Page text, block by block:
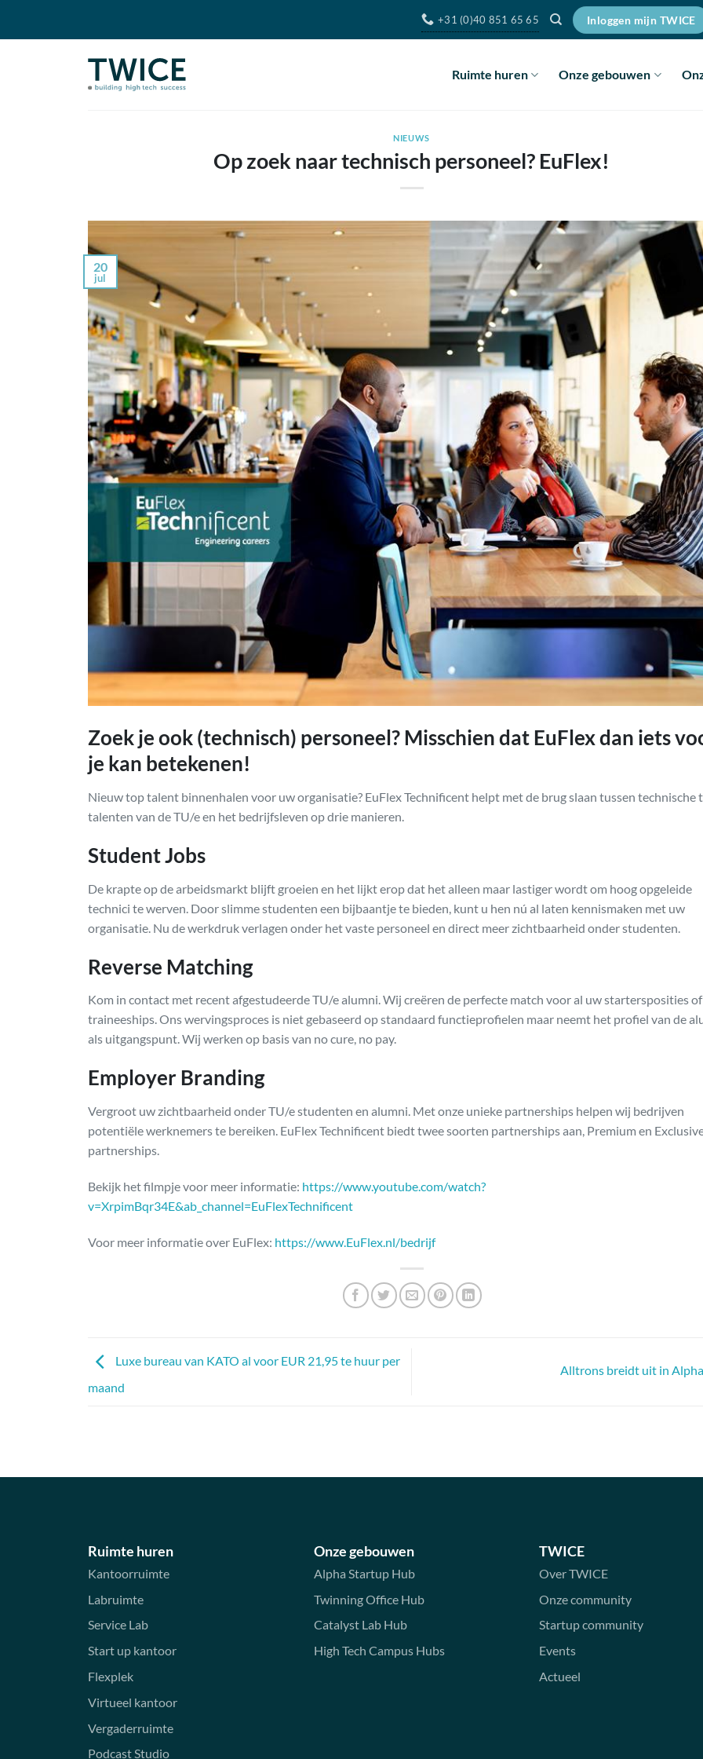
+31 (0)40 851 65 65 Inloggen mijn TWICE
Ruimte huren Onze gebouwen
NIEUWS
Op zoek naar technisch personeel? EuFlex!
20
jul
Zoek je ook (technisch) personeel? Misschien dat EuFlex dan iets
je kan betekenen!
Nieuw top talent binnenhalen voor uw organisatie? EuFlex Technificent helpt met de brug slaan tussen technische
talenten van de TU/e en het bedrijfsleven op drie manieren.
Student Jobs
De krapte op de arbeidsmarkt blijft groeien en het lijkt erop dat het alleen maar lastiger wordt om hoog opgeleide
technici te werven. Door slimme studenten een bijbaantje te bieden, kunt u hen nú al laten kennismaken met uw
organisatie. Nu de werkdruk verlagen onder het vaste personeel en direct meer zichtbaarheid onder studenten.
Reverse Matching
Kom in contact met recent afgestudeerde TU/e alumni. Wij creëren de perfecte match voor al uw startersposities of
traineeships. Ons wervingsproces is niet gebaseerd op standaard functieprofielen maar neemt het profiel van de
als uitgangspunt. Wij werken op basis van no cure, no pay.
Employer Branding
Vergroot uw zichtbaarheid onder TU/e studenten en alumni. Met onze unieke partnerships helpen wij bedrijven
potentiële werknemers te bereiken. EuFlex Technificent biedt twee soorten partnerships aan, Premium en
partnerships.
Bekijk het filmpje voor meer informatie: https://www.youtube.com/watch?
v=XrpimBqr34E&ab_channel=EuFlexTechnificent
Voor meer informatie over EuFlex: https://www.EuFlex.nl/bedrijf
Luxe bureau van KATO al voor EUR 21,95 te huur per
maand
Alltrons breidt uit in
Ruimte huren
Kantoorruimte
Labruimte
Service Lab
Start up kantoor
Flexplek
Virtueel kantoor
Vergaderruimte
Podcast Studio
Onze gebouwen
Alpha Startup Hub
Twinning Office Hub
Catalyst Lab Hub
High Tech Campus Hubs
TWICE
Over TWICE
Onze community
Startup community
Events
Actueel